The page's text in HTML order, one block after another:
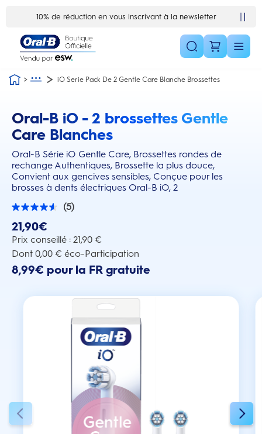
10% de réduction en vous inscrivant à la newsletter
iO Serie Pack De 2 Gentle Care Blanche Brossettes
Oral-B iO - 2 brossettes Gentle
Care Blanches
Oral-B Série iO Gentle Care, Brossettes rondes de
rechange Authentiques, Brossette la plus douce,
Convient aux gencives sensibles, Conçue pour les
brosses à dents électriques Oral-B iO, 2
this action will scroll you to the reviews section
(5)
4.6
5
étoiles.
avis
21,90€
Prix conseillé : 21,90 €
Dont 0,00 € éco-Participation
8,99€ pour la FR gratuite